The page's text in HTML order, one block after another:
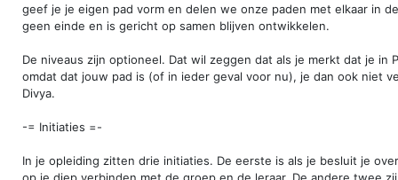
geef je je eigen pad vorm en delen we onze paden met elkaar in
geen einde en is gericht op samen blijven ontwikkelen.
De niveaus zijn optioneel. Dat wil zeggen dat als je merkt dat je in
omdat dat jouw pad is (of in ieder geval voor nu), je dan ook niet
Divya.
-= Initiaties =-
In je opleiding zitten drie initiaties. De eerste is als je besluit je